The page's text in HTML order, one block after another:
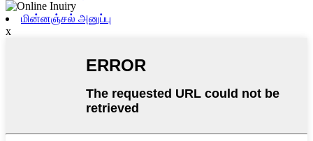
மின்னஞ்சல் அனுப்பு
x